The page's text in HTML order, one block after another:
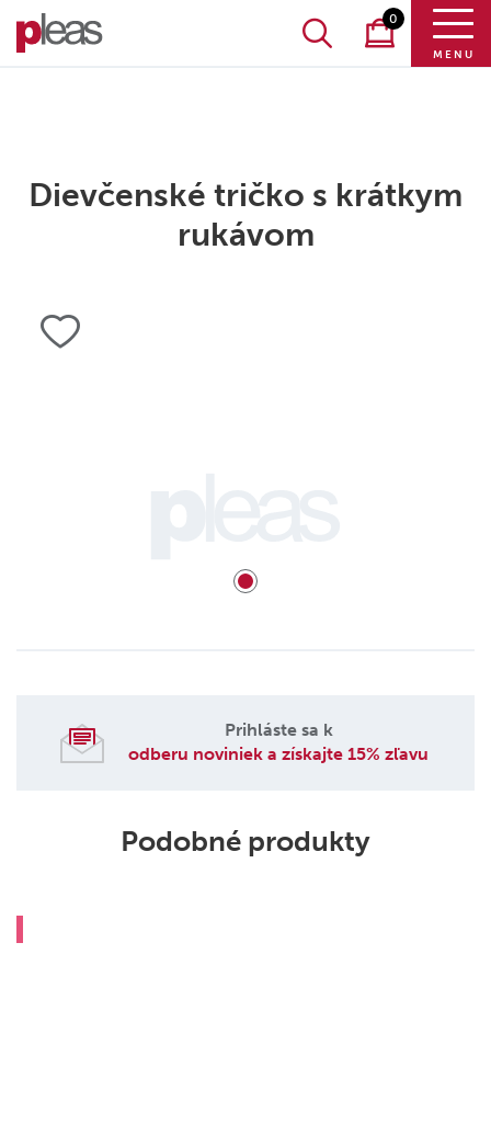
0
MENU
Dievčenské tričko s krátkym
rukávom
Prihláste sa k
odberu noviniek a získajte 15% zľavu
Podobné produkty